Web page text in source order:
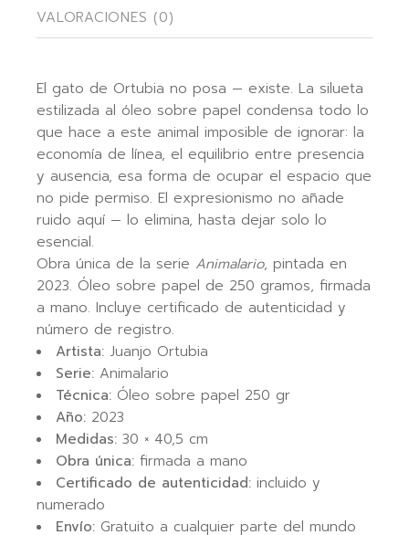
VALORACIONES (0)
El gato de Ortubia no posa — existe. La silueta
estilizada al óleo sobre papel condensa todo lo
que hace a este animal imposible de ignorar: la
economía de línea, el equilibrio entre presencia
y ausencia, esa forma de ocupar el espacio que
no pide permiso. El expresionismo no añade
ruido aquí — lo elimina, hasta dejar solo lo
esencial.
Obra única de la serie Animalario, pintada en
2023. Óleo sobre papel de 250 gramos, firmada
a mano. Incluye certificado de autenticidad y
número de registro.
Artista: Juanjo Ortubia
Serie: Animalario
Técnica: Óleo sobre papel 250 gr
Año: 2023
Medidas: 30 × 40,5 cm
Obra única: firmada a mano
Certificado de autenticidad: incluido y
numerado
Envío: Gratuito a cualquier parte del mundo